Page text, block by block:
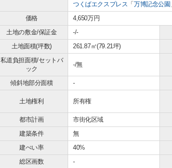
つくばエクスプレス 「万博記念公園
価格
4,650万円
土地の敷金/保証金
-/-
土地面積(坪数)
261.87㎡(79.21坪)
私道負担面積/セットバ
ック
-/無
傾斜地部分面積 -
土地権利 所有権
都市計画
市街化区域
建築条件
無
建ぺい率
40%
総区画数
-